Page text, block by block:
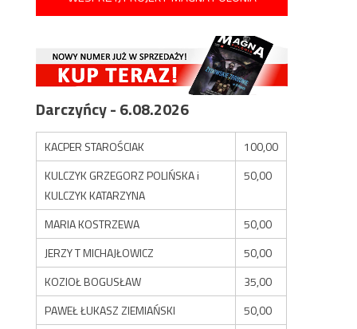
Darczyńcy - 6.08.2026
KACPER STAROŚCIAK
100,00
KULCZYK GRZEGORZ POLIŃSKA i
KULCZYK KATARZYNA
50,00
MARIA KOSTRZEWA
50,00
JERZY T MICHAJŁOWICZ
50,00
KOZIOŁ BOGUSŁAW
35,00
PAWEŁ ŁUKASZ ZIEMIAŃSKI
50,00